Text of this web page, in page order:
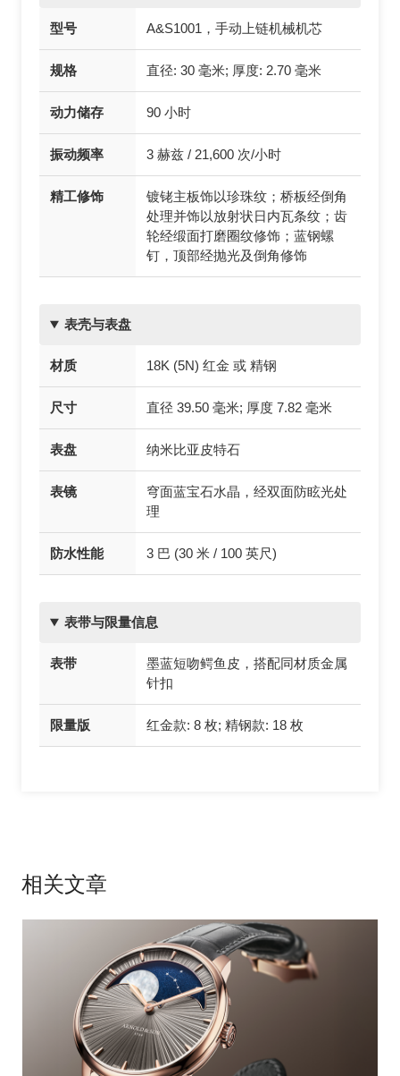
型号 A&S1001，手动上链机械机芯
规格 直径: 30 毫米; 厚度: 2.70 毫米
动力储存 90 小时
振动频率 3 赫兹 / 21,600 次/小时
精工修饰
镀铑主板饰以珍珠纹；桥板经倒角
处理并饰以放射状日内瓦条纹；齿
轮经缎面打磨圈纹修饰；蓝钢螺
钉，顶部经抛光及倒角修饰
表壳与表盘
材质 18K (5N) 红金 或 精钢
尺寸 直径 39.50 毫米; 厚度 7.82 毫米
表盘 纳米比亚皮特石
表镜
穹面蓝宝石水晶，经双面防眩光处
理
防水性能 3 巴 (30 米 / 100 英尺)
表带与限量信息
表带
墨蓝短吻鳄鱼皮，搭配同材质金属
针扣
限量版 红金款: 8 枚; 精钢款: 18 枚
相关文章